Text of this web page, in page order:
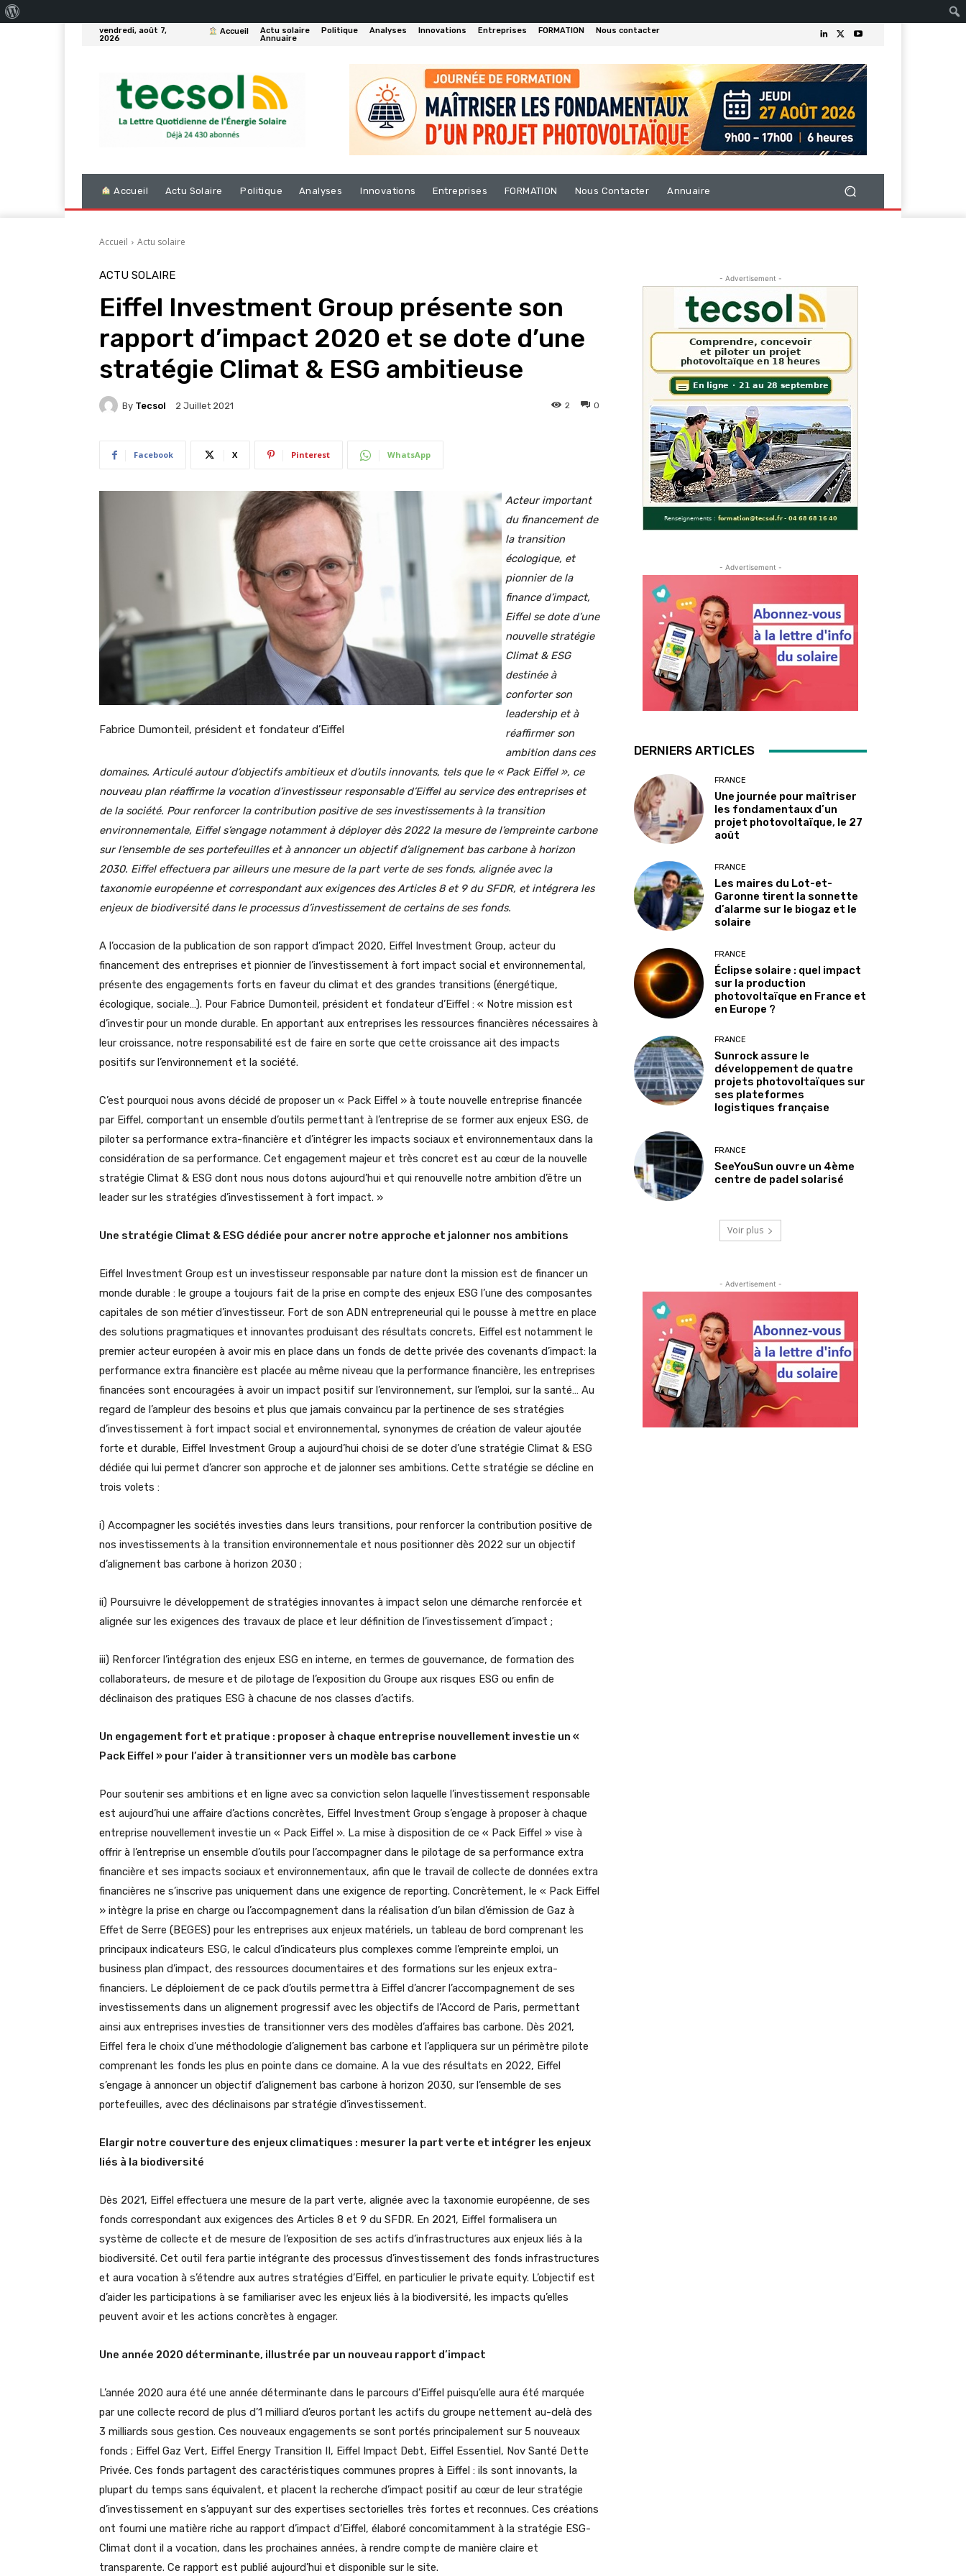
vendredi, août 7,
2026
Accueil Actu solaire Politique Analyses Innovations Entreprises FORMATION
Nous contacter
Annuaire
Accueil Actu Solaire Politique Analyses Innovations Entreprises FORMATION Nous Contacter Annuaire
Accueil Actu solaire
ACTU SOLAIRE
Eiffel Investment Group présente son
rapport d’impact 2020 et se dote d’une
stratégie Climat & ESG ambitieuse
By Tecsol 2 Juillet 2021 0
2
Facebook X Pinterest WhatsApp
Fabrice Dumonteil, président et fondateur d’Eiffel
Acteur important
du financement de
la transition
écologique, et
pionnier de la
finance d’impact,
Eiffel se dote d’une
nouvelle stratégie
Climat & ESG
destinée à
conforter son
leadership et à
réaffirmer son
ambition dans ces
domaines. Articulé autour d’objectifs ambitieux et d’outils innovants, tels que le « Pack Eiffel », ce
nouveau plan réaffirme la vocation d’investisseur responsable d’Eiffel au service des entreprises et
de la société. Pour renforcer la contribution positive de ses investissements à la transition
environnementale, Eiffel s’engage notamment à déployer dès 2022 la mesure de l’empreinte carbone
sur l’ensemble de ses portefeuilles et à annoncer un objectif d’alignement bas carbone à horizon
2030. Eiffel effectuera par ailleurs une mesure de la part verte de ses fonds, alignée avec la
taxonomie européenne et correspondant aux exigences des Articles 8 et 9 du SFDR, et intégrera les
enjeux de biodiversité dans le processus d’investissement de certains de ses fonds.
A l’occasion de la publication de son rapport d’impact 2020, Eiffel Investment Group, acteur du
financement des entreprises et pionnier de l’investissement à fort impact social et environnemental,
présente des engagements forts en faveur du climat et des grandes transitions (énergétique,
écologique, sociale…). Pour Fabrice Dumonteil, président et fondateur d’Eiffel : « Notre mission est
d’investir pour un monde durable. En apportant aux entreprises les ressources financières nécessaires à
leur croissance, notre responsabilité est de faire en sorte que cette croissance ait des impacts
positifs sur l’environnement et la société.
C’est pourquoi nous avons décidé de proposer un « Pack Eiffel » à toute nouvelle entreprise financée
par Eiffel, comportant un ensemble d’outils permettant à l’entreprise de se former aux enjeux ESG, de
piloter sa performance extra-financière et d’intégrer les impacts sociaux et environnementaux dans la
considération de sa performance. Cet engagement majeur et très concret est au cœur de la nouvelle
stratégie Climat & ESG dont nous nous dotons aujourd’hui et qui renouvelle notre ambition d’être un
leader sur les stratégies d’investissement à fort impact. »
Une stratégie Climat & ESG dédiée pour ancrer notre approche et jalonner nos ambitions
Eiffel Investment Group est un investisseur responsable par nature dont la mission est de financer un
monde durable : le groupe a toujours fait de la prise en compte des enjeux ESG l’une des composantes
capitales de son métier d’investisseur. Fort de son ADN entrepreneurial qui le pousse à mettre en place
des solutions pragmatiques et innovantes produisant des résultats concrets, Eiffel est notamment le
premier acteur européen à avoir mis en place dans un fonds de dette privée des covenants d’impact: la
performance extra financière est placée au même niveau que la performance financière, les entreprises
financées sont encouragées à avoir un impact positif sur l’environnement, sur l’emploi, sur la santé… Au
regard de l’ampleur des besoins et plus que jamais convaincu par la pertinence de ses stratégies
d’investissement à fort impact social et environnemental, synonymes de création de valeur ajoutée
forte et durable, Eiffel Investment Group a aujourd’hui choisi de se doter d’une stratégie Climat & ESG
dédiée qui lui permet d’ancrer son approche et de jalonner ses ambitions. Cette stratégie se décline en
trois volets :
i) Accompagner les sociétés investies dans leurs transitions, pour renforcer la contribution positive de
nos investissements à la transition environnementale et nous positionner dès 2022 sur un objectif
d’alignement bas carbone à horizon 2030 ;
ii) Poursuivre le développement de stratégies innovantes à impact selon une démarche renforcée et
alignée sur les exigences des travaux de place et leur définition de l’investissement d’impact ;
iii) Renforcer l’intégration des enjeux ESG en interne, en termes de gouvernance, de formation des
collaborateurs, de mesure et de pilotage de l’exposition du Groupe aux risques ESG ou enfin de
déclinaison des pratiques ESG à chacune de nos classes d’actifs.
Un engagement fort et pratique : proposer à chaque entreprise nouvellement investie un «
Pack Eiffel » pour l’aider à transitionner vers un modèle bas carbone
Pour soutenir ses ambitions et en ligne avec sa conviction selon laquelle l’investissement responsable
est aujourd’hui une affaire d’actions concrètes, Eiffel Investment Group s’engage à proposer à chaque
entreprise nouvellement investie un « Pack Eiffel ». La mise à disposition de ce « Pack Eiffel » vise à
offrir à l’entreprise un ensemble d’outils pour l’accompagner dans le pilotage de sa performance extra
financière et ses impacts sociaux et environnementaux, afin que le travail de collecte de données extra
financières ne s’inscrive pas uniquement dans une exigence de reporting. Concrètement, le « Pack Eiffel
» intègre la prise en charge ou l’accompagnement dans la réalisation d’un bilan d’émission de Gaz à
Effet de Serre (BEGES) pour les entreprises aux enjeux matériels, un tableau de bord comprenant les
principaux indicateurs ESG, le calcul d’indicateurs plus complexes comme l’empreinte emploi, un
business plan d’impact, des ressources documentaires et des formations sur les enjeux extra-
financiers. Le déploiement de ce pack d’outils permettra à Eiffel d’ancrer l’accompagnement de ses
investissements dans un alignement progressif avec les objectifs de l’Accord de Paris, permettant
ainsi aux entreprises investies de transitionner vers des modèles d’affaires bas carbone. Dès 2021,
Eiffel fera le choix d’une méthodologie d’alignement bas carbone et l’appliquera sur un périmètre pilote
comprenant les fonds les plus en pointe dans ce domaine. A la vue des résultats en 2022, Eiffel
s’engage à annoncer un objectif d’alignement bas carbone à horizon 2030, sur l’ensemble de ses
portefeuilles, avec des déclinaisons par stratégie d’investissement.
Elargir notre couverture des enjeux climatiques : mesurer la part verte et intégrer les enjeux
liés à la biodiversité
Dès 2021, Eiffel effectuera une mesure de la part verte, alignée avec la taxonomie européenne, de ses
fonds correspondant aux exigences des Articles 8 et 9 du SFDR. En 2021, Eiffel formalisera un
système de collecte et de mesure de l’exposition de ses actifs d’infrastructures aux enjeux liés à la
biodiversité. Cet outil fera partie intégrante des processus d’investissement des fonds infrastructures
et aura vocation à s’étendre aux autres stratégies d’Eiffel, en particulier le private equity. L’objectif est
d’aider les participations à se familiariser avec les enjeux liés à la biodiversité, les impacts qu’elles
peuvent avoir et les actions concrètes à engager.
Une année 2020 déterminante, illustrée par un nouveau rapport d’impact
L’année 2020 aura été une année déterminante dans le parcours d’Eiffel puisqu’elle aura été marquée
par une collecte record de plus d’1 milliard d’euros portant les actifs du groupe nettement au-delà des
3 milliards sous gestion. Ces nouveaux engagements se sont portés principalement sur 5 nouveaux
fonds ; Eiffel Gaz Vert, Eiffel Energy Transition II, Eiffel Impact Debt, Eiffel Essentiel, Nov Santé Dette
Privée. Ces fonds partagent des caractéristiques communes propres à Eiffel : ils sont innovants, la
plupart du temps sans équivalent, et placent la recherche d’impact positif au cœur de leur stratégie
d’investissement en s’appuyant sur des expertises sectorielles très fortes et reconnues. Ces créations
ont fourni une matière riche au rapport d’impact d’Eiffel, élaboré concomitamment à la stratégie ESG-
Climat dont il a vocation, dans les prochaines années, à rendre compte de manière claire et
transparente. Ce rapport est publié aujourd’hui et disponible sur le site.
- Advertisement -
- Advertisement -
DERNIERS ARTICLES
FRANCE
Une journée pour maîtriser
les fondamentaux d’un
projet photovoltaïque, le 27
août
FRANCE
Les maires du Lot-et-
Garonne tirent la sonnette
d’alarme sur le biogaz et le
solaire
FRANCE
Éclipse solaire : quel impact
sur la production
photovoltaïque en France et
en Europe ?
FRANCE
Sunrock assure le
développement de quatre
projets photovoltaïques sur
ses plateformes
logistiques française
FRANCE
SeeYouSun ouvre un 4ème
centre de padel solarisé
Voir plus
- Advertisement -